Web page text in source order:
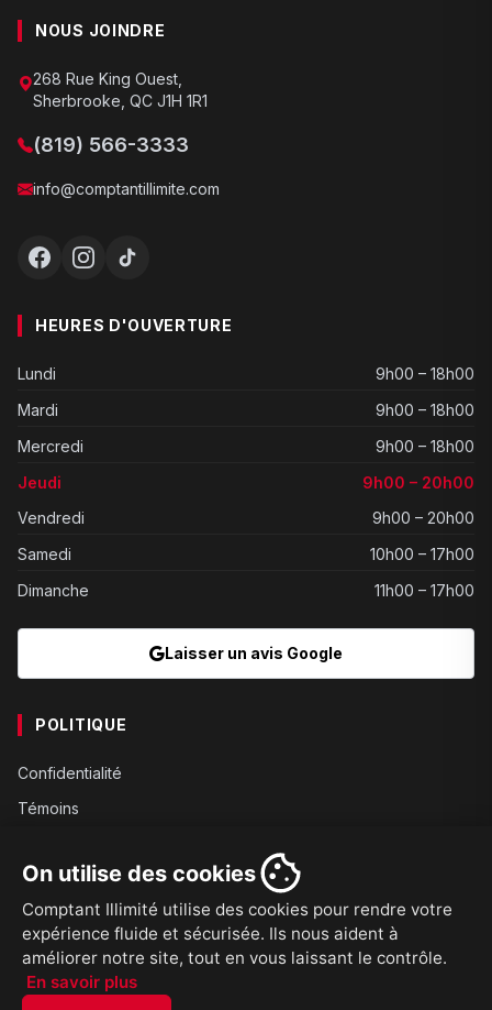
On utilise des cookies
Comptant Illimité utilise des cookies pour rendre votre
expérience fluide et sécurisée. Ils nous aident à
améliorer notre site, tout en vous laissant le contrôle.
En savoir plus
NOUS JOINDRE
268 Rue King Ouest,
Sherbrooke, QC J1H 1R1
(819) 566-3333
info@comptantillimite.com
HEURES D'OUVERTURE
Lundi
9h00 – 18h00
Mardi
9h00 – 18h00
Mercredi
9h00 – 18h00
Jeudi
9h00 – 20h00
Vendredi
9h00 – 20h00
Samedi
10h00 – 17h00
Dimanche
11h00 – 17h00
Laisser un avis Google
POLITIQUE
Confidentialité
Témoins
Conditions
Expédition
Retours